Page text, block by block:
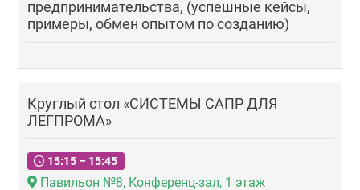
предпринимательства, (успешные кейсы,
примеры, обмен опытом по созданию)
Круглый стол «СИСТЕМЫ САПР ДЛЯ
ЛЕГПРОМА»
15:15 – 15:45
Павильон №8, Конференц-зал, 1 этаж